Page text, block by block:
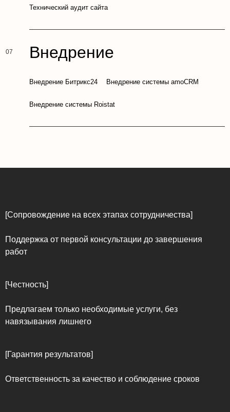
Технический аудит сайта
Внедрение
Внедрение Битрикс24 Внедрение системы amoCRM
Внедрение системы Roistat
[Сопровождение на всех этапах сотрудничества]
Поддержка от первой консультации до завершения
работ
[Честность]
Предлагаем только необходимые услуги, без
навязывания лишнего
[Гарантия результатов]
Ответственность за качество и соблюдение сроков